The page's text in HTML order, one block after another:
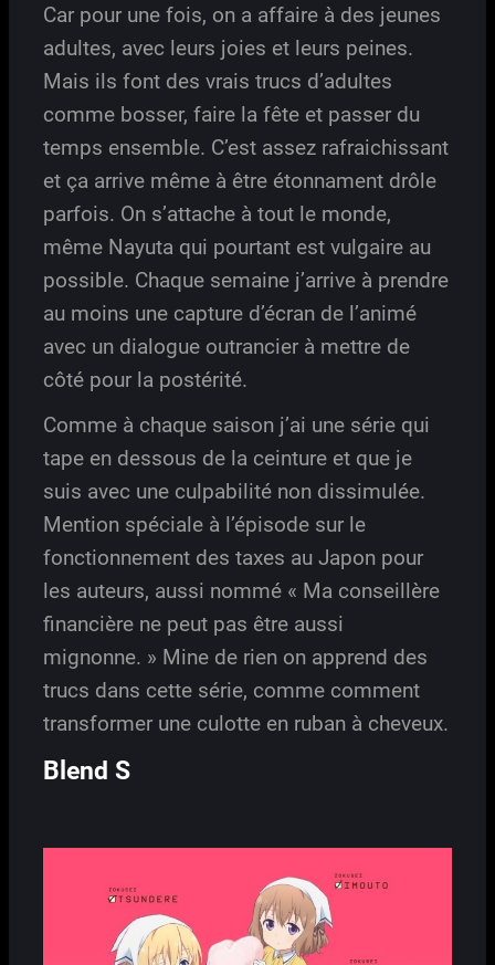
Car pour une fois, on a affaire à des jeunes
adultes, avec leurs joies et leurs peines.
Mais ils font des vrais trucs d’adultes
comme bosser, faire la fête et passer du
temps ensemble. C’est assez rafraichissant
et ça arrive même à être étonnament drôle
parfois. On s’attache à tout le monde,
même Nayuta qui pourtant est vulgaire au
possible. Chaque semaine j’arrive à prendre
au moins une capture d’écran de l’animé
avec un dialogue outrancier à mettre de
côté pour la postérité.
Comme à chaque saison j’ai une série qui
tape en dessous de la ceinture et que je
suis avec une culpabilité non dissimulée.
Mention spéciale à l’épisode sur le
fonctionnement des taxes au Japon pour
les auteurs, aussi nommé « Ma conseillère
financière ne peut pas être aussi
mignonne. » Mine de rien on apprend des
trucs dans cette série, comme comment
transformer une culotte en ruban à cheveux.
Blend S